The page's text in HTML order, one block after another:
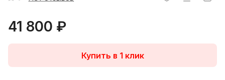
41 800 ₽
Купить в 1 клик